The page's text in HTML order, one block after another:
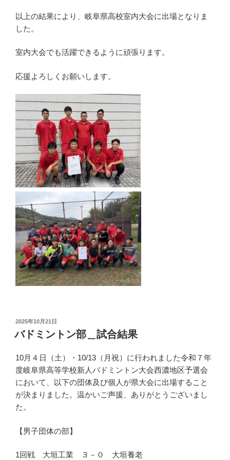
以上の結果により、岐阜県高校室内大会に出場となりま
した。
室内大会でも活躍できるように頑張ります。
応援よろしくお願いします。
投
日:
2025年10月21日
バドミントン部＿試合結果
10月４日（土）・10/13（月祝）に行われました令和７年
度岐阜県高等学校新人バドミントン大会西濃地区予選会
において、以下の団体及び個人が県大会に出場すること
が決まりました。温かいご声援、ありがとうございまし
た。
【男子団体の部】
1回戦 大垣工業 ３－０ 大垣養老